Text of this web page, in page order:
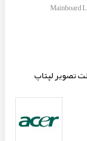
Mainboard
تصویر لپتاپ